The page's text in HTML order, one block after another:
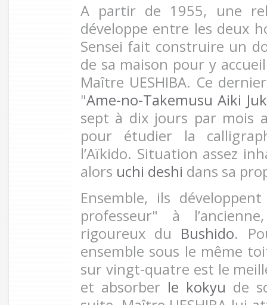
A partir de 1955, une
développe entre les deux
Sensei fait construire un
de sa maison pour y
Maître UESHIBA. Ce
"Ame-no-Takemusu Aiki
sept à dix jours par mois
pour étudier la
l’Aïkido. Situation assez
alors uchi deshi dans sa
Ensemble, ils
professeur" à
rigoureux du Bushido.
ensemble sous le même
sur vingt-quatre est le
et absorber le kokyu de